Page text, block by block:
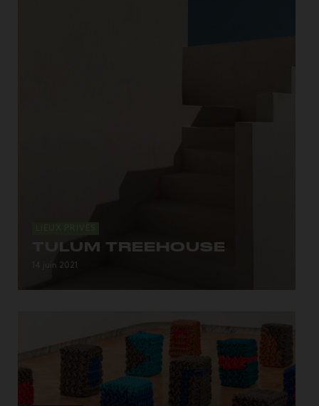
TULUM TREEHOUSE
…à la matériauthèque brute...
14 juin 2021